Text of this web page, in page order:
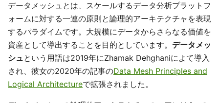
データメッシュとは、スケールするデータ分析プラットフ
ォームに対する一連の原則と論理的アーキテクチャを表現
するパラダイムです。大規模にデータからさらなる価値を
資産として導出することを目的としています。 データメッ
シュという用語は2019年にZhamak Dehghaniによて導入
され、彼女の2020年の記事のData Mesh Principles and
Logical Architectureで拡張されました。